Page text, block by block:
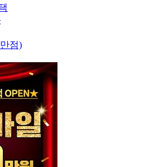
점)